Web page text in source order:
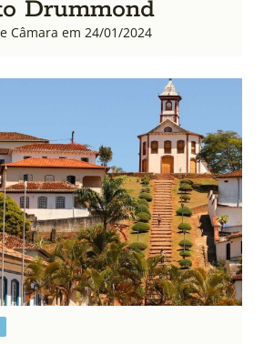
Drummond
Câmara em 24/01/2024